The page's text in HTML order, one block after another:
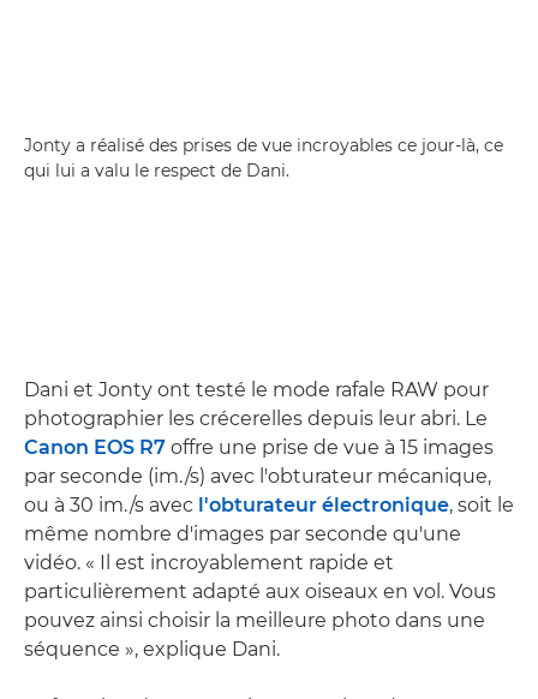
Jonty a réalisé des prises de vue incroyables ce jour-là, ce
qui lui a valu le respect de Dani.
Dani et Jonty ont testé le mode rafale RAW pour
photographier les crécerelles depuis leur abri. Le
Canon EOS R7 offre une prise de vue à 15 images
par seconde (im./s) avec l'obturateur mécanique,
ou à 30 im./s avec l'obturateur électronique, soit le
même nombre d'images par seconde qu'une
vidéo. « Il est incroyablement rapide et
particulièrement adapté aux oiseaux en vol. Vous
pouvez ainsi choisir la meilleure photo dans une
séquence », explique Dani.